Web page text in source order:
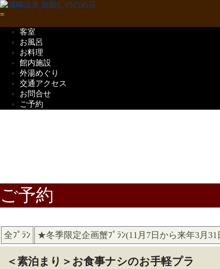
客室
お風呂
お料理
館内施設
外湯めぐり
交通アクセス
お問合せ
ご予約
ご予約
全ﾌﾟﾗﾝ ★冬季限定企画蟹ﾌﾟﾗﾝ(11月7日から来年3月
＜素泊まり＞お食事ナシのお手軽プラ